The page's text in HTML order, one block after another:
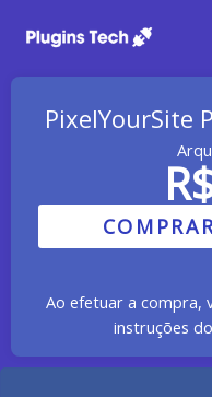
para
conteúdo
PixelYourSite
Ao efetuar a compra,
instruções